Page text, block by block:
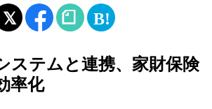
ステムと連携、家財保険
率化